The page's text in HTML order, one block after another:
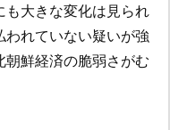
大きな変化は見られ
れていない疑いが強
朝鮮経済の脆弱さがむ